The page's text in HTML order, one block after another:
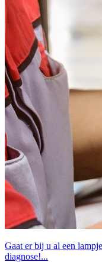
Gaat er bij u al een
diagnose!...